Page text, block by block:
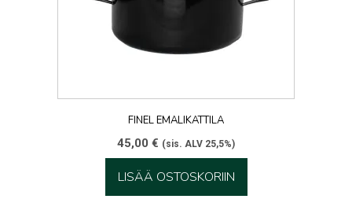
FINEL EMALIKATTILA
45,00 € (sis. ALV 25,5%)
LISÄÄ OSTOSKORIIN